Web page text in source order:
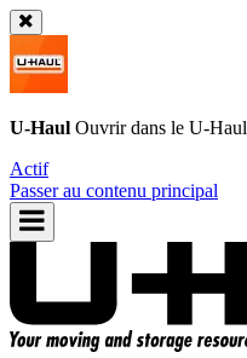
U-Haul Ouvrir dans le U-Haul
Actif
Passer au contenu principal